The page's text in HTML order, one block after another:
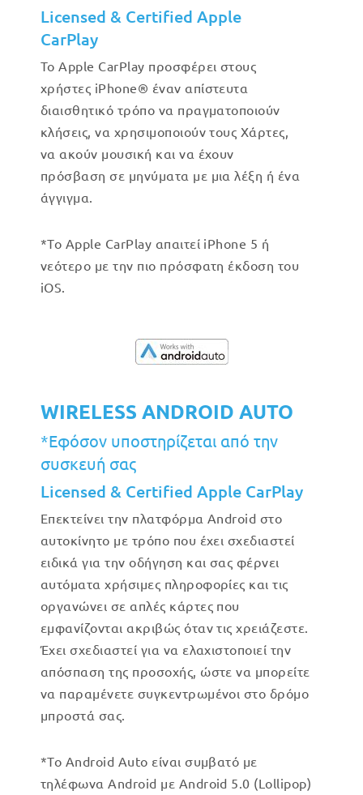
Licensed & Certified Apple
CarPlay
Το Apple CarPlay προσφέρει στους
χρήστες iPhone® έναν απίστευτα
διαισθητικό τρόπο να πραγματοποιούν
κλήσεις, να χρησιμοποιούν τους Χάρτες,
να ακούν μουσική και να έχουν
πρόσβαση σε μηνύματα με μια λέξη ή ένα
άγγιγμα.
*Το Apple CarPlay απαιτεί iPhone 5 ή
νεότερο με την πιο πρόσφατη έκδοση του
iOS.
WIRELESS ANDROID AUTO
*Εφόσον υποστηρίζεται από την
συσκευή σας
Licensed & Certified Apple CarPlay
Επεκτείνει την πλατφόρμα Android στο
αυτοκίνητο με τρόπο που έχει σχεδιαστεί
ειδικά για την οδήγηση και σας φέρνει
αυτόματα χρήσιμες πληροφορίες και τις
οργανώνει σε απλές κάρτες που
εμφανίζονται ακριβώς όταν τις χρειάζεστε.
Έχει σχεδιαστεί για να ελαχιστοποιεί την
απόσπαση της προσοχής, ώστε να μπορείτε
να παραμένετε συγκεντρωμένοι στο δρόμο
μπροστά σας.
*Το Android Auto είναι συμβατό με
τηλέφωνα Android με Android 5.0 (Lollipop)